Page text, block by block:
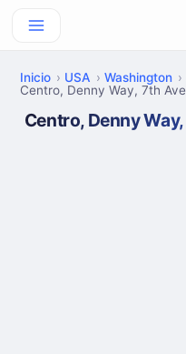
Inicio USA Washington
Centro, Denny Way, 7th
Centro, Denny